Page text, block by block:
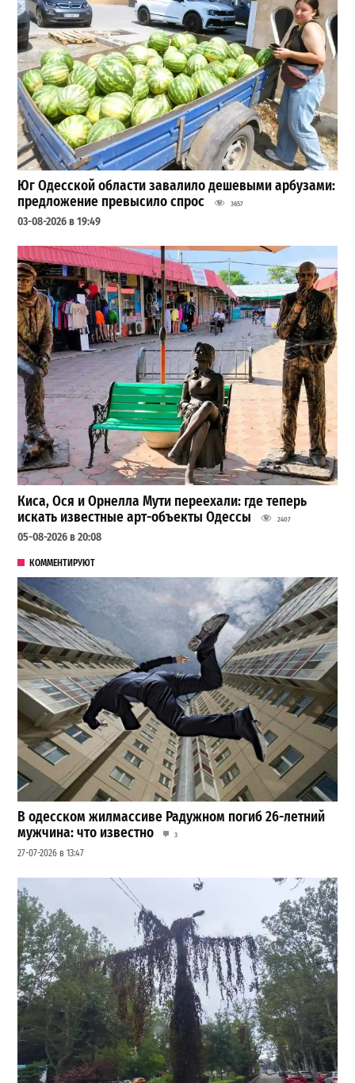
Юг Одесской области завалило дешевыми арбузами:
предложение превысило спрос
3657
03-08-2026 в 19:49
Киса, Ося и Орнелла Мути переехали: где теперь
искать известные арт-объекты Одессы
2407
05-08-2026 в 20:08
КОММЕНТИРУЮТ
В одесском жилмассиве Радужном погиб 26-летний
мужчина: что известно
3
27-07-2026 в 13:47